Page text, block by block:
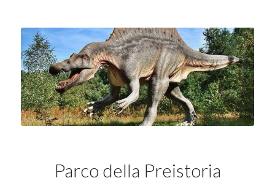
Parco della Preistoria